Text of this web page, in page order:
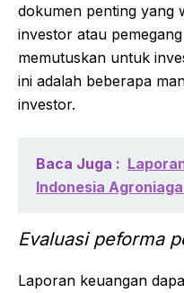
dokumen penting yang
investor atau
memutuskan untuk
ini adalah beberapa
investor.
Baca Juga :
Indonesia Agroniaga
Evaluasi peforma
Laporan keuangan